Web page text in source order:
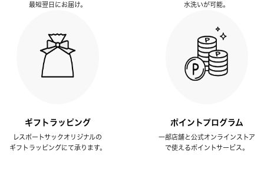
最短翌日にお届け。
水洗いが可能。
ギフトラッピング
レスポートサックオリジナルの
ギフトラッピングにて承ります。
ポイントプログラム
一部店舗と公式オンラインストア
で使えるポイントサービス。